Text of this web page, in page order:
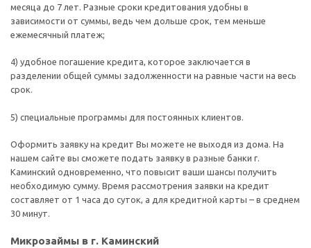
месяца до 7 лет. Разные сроки кредитования удобны в
зависимости от суммы, ведь чем дольше срок, тем меньше
ежемесячный платеж;
4) удобное погашение кредита, которое заключается в
разделении общей суммы задолженности на равные части на весь
срок.
5) специальные программы для постоянных клиентов.
Оформить заявку на кредит Вы можете не выходя из дома. На
нашем сайте вы сможете подать заявку в разные банки г.
Каминский одновременно, что повысит ваши шансы получить
необходимую сумму. Время рассмотрения заявки на кредит
составляет от 1 часа до суток, а для кредитной карты – в среднем
30 минут.
Микрозаймы в г. Каминский